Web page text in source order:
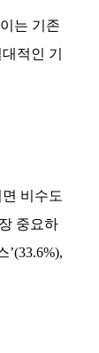
는 기존
적인 기
비수도
중요하